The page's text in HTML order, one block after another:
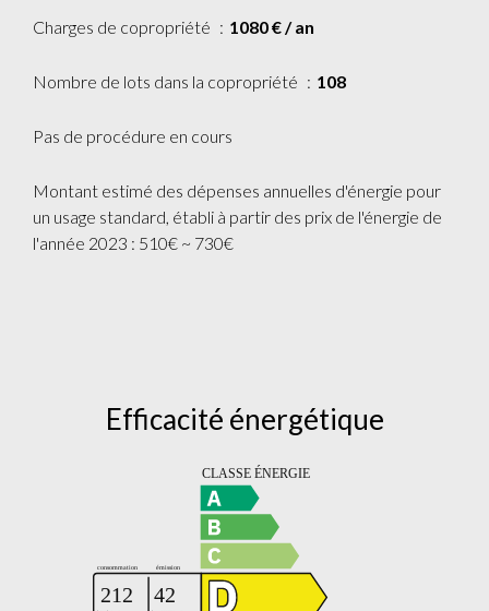
Charges de copropriété 1080 € / an
Nombre de lots dans la copropriété 108
Pas de procédure en cours
Montant estimé des dépenses annuelles d'énergie pour
un usage standard, établi à partir des prix de l'énergie de
l'année 2023 : 510€ ~ 730€
Efficacité énergétique